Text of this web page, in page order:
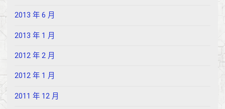
2013 年 6 月
2013 年 1 月
2012 年 2 月
2012 年 1 月
2011 年 12 月